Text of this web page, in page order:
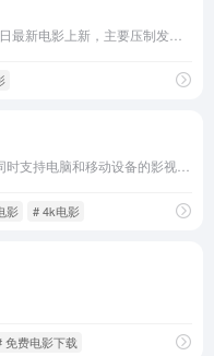
影 # 4k电影
免费电影下载